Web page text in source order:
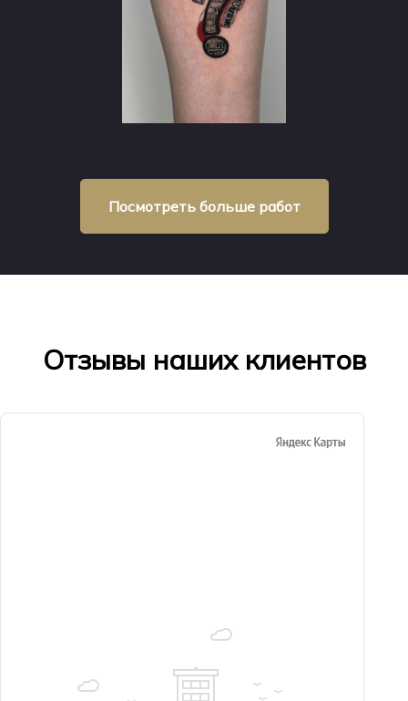
Посмотреть больше работ
Отзывы наших клиентов